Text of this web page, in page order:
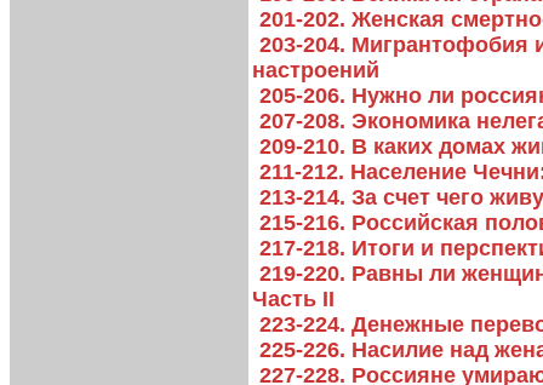
201-202. Женская
203-204. Мигрантофобия
настроений
205-206. Нужно ли
207-208. Экономика
209-210. В каких домах
211-212. Население
213-214. За счет чего
215-216. Российская
217-218. Итоги и
219-220. Равны ли
Часть II
223-224. Денежные
225-226. Насилие над
227-228. Россияне